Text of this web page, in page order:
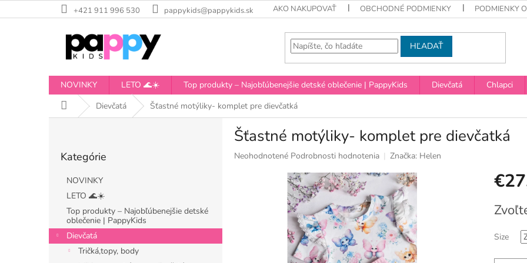
na
+421 911 996 530 pappykids@pappykids.sk AKO NAKUPOVAŤ OBCHODNÉ PODMIENKY PODMIENKY
HĽADAŤ
NOVINKY LETO 🌊☀️ Top produkty – Najobľúbenejšie detské oblečenie | PappyKids Dievčatá Chlapci
DomovDievčatá Šťastné motýliky- komplet pre dievčatká
e
l
kategórie
Kategórie
NOVINKY
LETO 🌊☀️
Top produkty – Najobľúbenejšie detské
oblečenie | PappyKids
Dievčatá
Tričká,topy, body
Šťastné motýliky- komplet pre dievčatká
Priemerné
Neohodnotené Podrobnosti hodnotenia Značka: Helen
cena:
Size